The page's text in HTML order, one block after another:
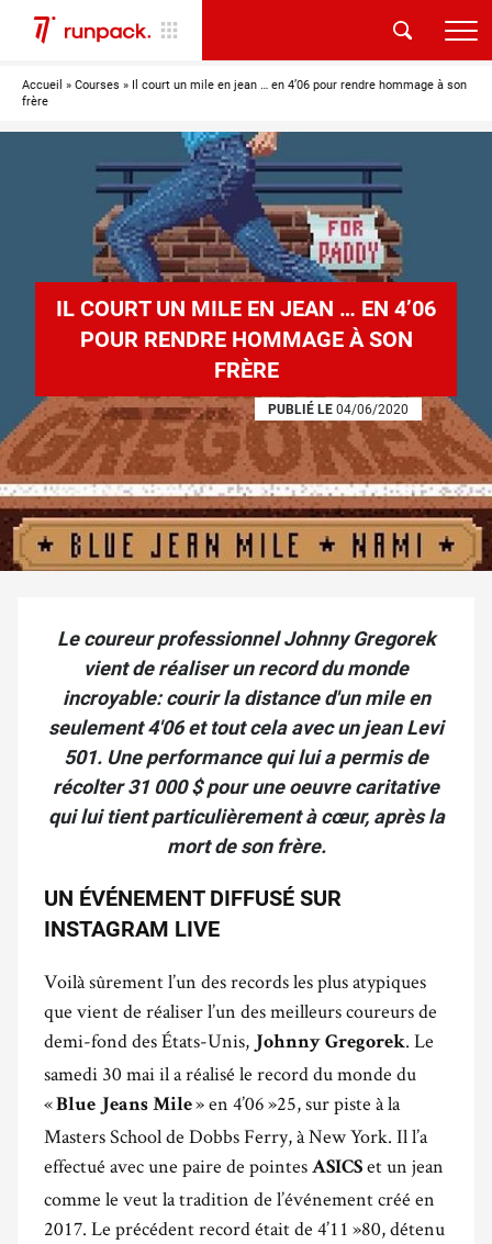
Accueil » Courses » Il court un mile en jean … en 4’06 pour rendre hommage à son
frère
IL COURT UN MILE EN JEAN … EN 4’06
POUR RENDRE HOMMAGE À SON
FRÈRE
PUBLIÉ LE 04/06/2020
Le coureur professionnel Johnny Gregorek
vient de réaliser un record du monde
incroyable: courir la distance d'un mile en
seulement 4'06 et tout cela avec un jean Levi
501. Une performance qui lui a permis de
récolter 31 000 $ pour une oeuvre caritative
qui lui tient particulièrement à cœur, après la
mort de son frère.
UN ÉVÉNEMENT DIFFUSÉ SUR
INSTAGRAM LIVE
Voilà sûrement l’un des records les plus atypiques
que vient de réaliser l’un des meilleurs coureurs de
demi-fond des États-Unis, Johnny Gregorek. Le
samedi 30 mai il a réalisé le record du monde du
«Blue Jeans Mile» en 4’06 »25, sur piste à la
Masters School de Dobbs Ferry, à New York. Il l’a
effectué avec une paire de pointes ASICS et un jean
comme le veut la tradition de l’événement créé en
2017. Le précédent record était de 4’11 »80, détenu